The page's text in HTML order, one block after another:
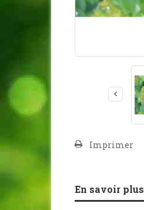
Imprimer
En savoir plus